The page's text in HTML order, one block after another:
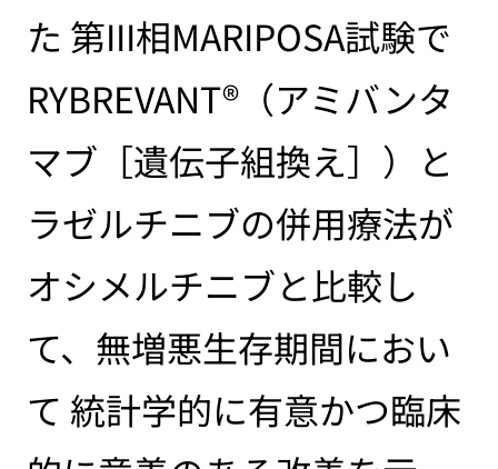
た 第III相MARIPOSA試験で
RYBREVANT®（アミバンタ
マブ［遺伝子組換え］）と
ラゼルチニブの併用療法が
オシメルチニブと比較し
て、無増悪生存期間におい
て 統計学的に有意かつ臨床